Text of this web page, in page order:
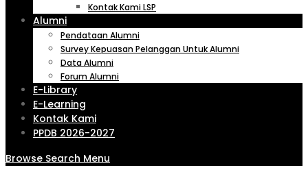
Kontak Kami LSP
Alumni
Pendataan Alumni
Survey Kepuasan Pelanggan Untuk Alumni
Data Alumni
Forum Alumni
E-Library
E-Learning
Kontak Kami
PPDB 2026-2027
Browse Search Menu